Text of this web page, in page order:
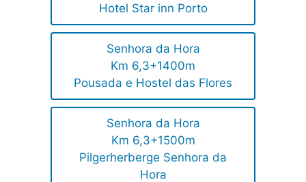
Hotel Star inn Porto
Senhora da Hora
Km 6,3+1400m
Pousada e Hostel das Flores
Senhora da Hora
Km 6,3+1500m
Pilgerherberge Senhora da
Hora